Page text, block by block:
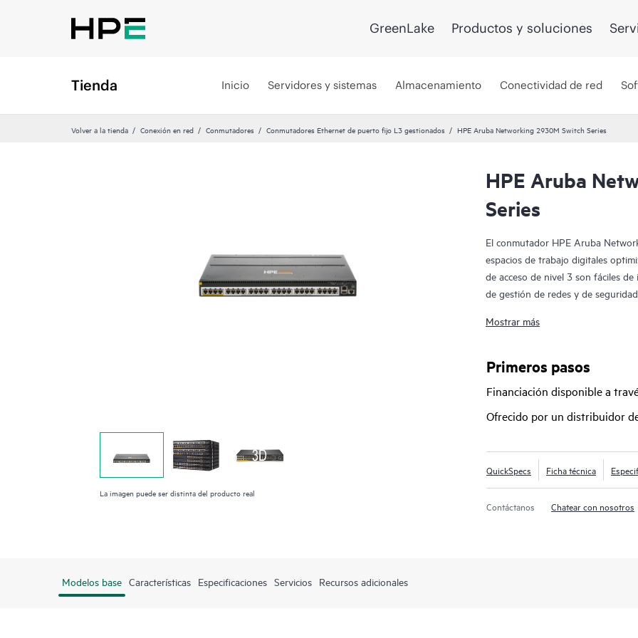
GreenLake Productos y soluciones
Tienda Inicio Servidores y sistemas Almacenamiento Conectividad de red
Volver a la tienda Conexión en red Conmutadores Conmutadores Ethernet de puerto fijo L3 gestionados HPE Aruba Networking 2930M Switch Series
La imagen puede ser distinta del producto real
HPE Aruba
Series
El conmutador HPE Aruba
espacios de trabajo digitales
de acceso de nivel 3 son fáciles
de gestión de redes y de
Central basado en la nube. El
las pymes y las sucursales. La
compatibilidad para enrutamiento
ascendentes de 10 GbE y 40
Smart Rate, hasta 1440 W de
Mostrar más
Primeros pasos
Financiación disponible a
Ofrecido por un distribuidor
QuickSpecs Ficha técnica
Contáctanos Chatear con nosotros
Modelos base Características Especificaciones Servicios Recursos adicionales